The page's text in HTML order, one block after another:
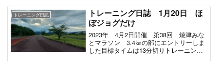
トレーニング日記
トレーニング日誌 1月20日 ほ
ぼジョグだけ
2023年 4月2日開催 第38回 焼津みな
とマラソン 3.4㎞の部にエントリーしま
した目標タイムは13分切りトレーニング